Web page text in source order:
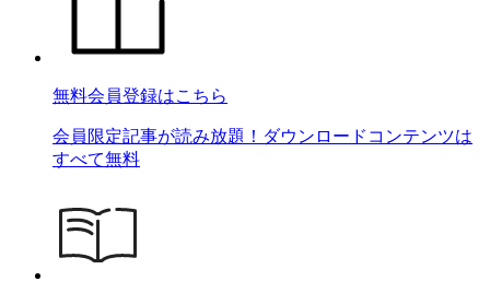
無料会員登録はこちら
会員限定記事が読み放題！ダウンロードコンテンツは
すべて無料